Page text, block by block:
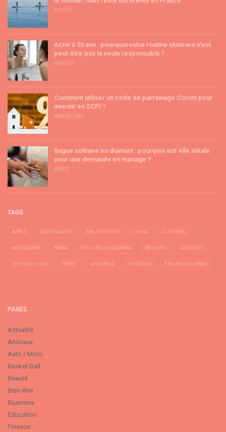
SPORT
Acné à 30 ans : pourquoi votre routine skincare n’est
peut-être pas la seule responsable ?
BEAUTÉ
Comment utiliser un code de parrainage Corum pour
investir en SCPI ?
MARKETING
Bague solitaire en diamant : pourquoi est-elle idéale
pour une demande en mariage ?
MODE
TAGS
APPLE ASTRONAUTE BALLON D'OR CHINE FOOTBALL
INSTAGRAM NASA POLICES INSTAGRAM RÉGIMES SOURCILS
TECHNOLOGIE TWEET VITAMIN D YOUTUBE ÉPILATEUR LASER
PAGES
Actualité
Animaux
Auto / Moto
Basket-ball
Beauté
Bien-être
Business
Education
Finance